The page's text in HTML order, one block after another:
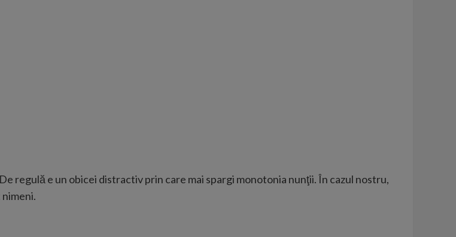
regulă e un obicei distractiv prin care mai spargi monotonia nunţii. În cazul nostru,